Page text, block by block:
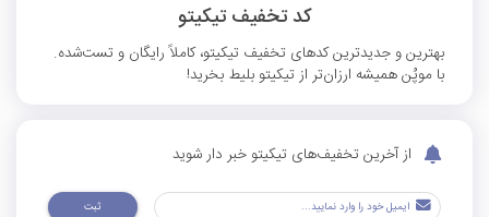
کد تخفیف تیکیتو
بهترین و جدیدترین کدهای تخفیف تیکیتو، کاملاً رایگان و تست‌شده.
با موپُن همیشه ارزان‌تر از تیکیتو بلیط بخرید!
از آخرین تخفیف‌های تیکیتو خبر دار شوید
ثبت